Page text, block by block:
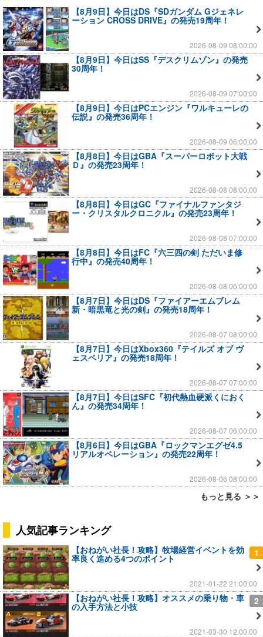
【8月9日】今日はDS『SDガンダム Gジェネレ
ーション CROSS DRIVE』の発売19周年！
2026-08-09 08:00:00
【8月9日】今日はSS『デスクリムゾン』の発売
30周年！
2026-08-09 07:00:00
【8月9日】今日はPCエンジン『ワルキューレの
伝説』の発売36周年！
2026-08-09 06:00:00
【8月8日】今日はGBA『スーパーロボット大戦
Ｄ』の発売23周年！
2026-08-08 08:00:00
【8月8日】今日はGC『ファイナルファンタジ
ー・クリスタルクロニクル』の発売23周年！
2026-08-08 07:00:00
【8月8日】今日はFC『六三四の剣 ただいま修
行中』の発売40周年！
2026-08-08 06:00:00
【8月7日】今日はDS『ファイアーエムブレム
新・暗黒竜と光の剣』の発売18周年！
2026-08-07 08:00:00
【8月7日】今日はXbox360『テイルズ オブ ヴ
ェスペリア』の発売18周年！
2026-08-07 07:00:00
【8月7日】今日はSFC『初代熱血硬派くにおく
ん』の発売34周年！
2026-08-07 06:00:00
【8月6日】今日はGBA『ロックマンエグゼ4.5
リアルオペレーション』の発売22周年！
2026-08-06 08:00:00
もっと見る ＞＞
人気記事ランキング
1
【おねがい社長！攻略】牧場経営イベントを効
率良く進める4つのポイント
2021-01-22 21:00:00
2
【おねがい社長！攻略】オススメの乗り物・車
の入手方法と小技
2021-03-30 12:00:00